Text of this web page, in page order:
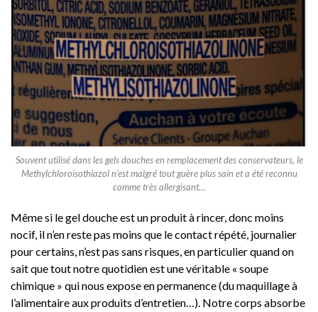
Souvent utilisé dans les gels douches en remplacement des conservateurs, le
Methylchloroisothiazol n’est malgré tout guère plus sain et a été reconnu
comme très allergisant…
Même si le gel douche est un produit à rincer, donc moins
nocif, il n’en reste pas moins que le contact répété, journalier
pour certains, n’est pas sans risques, en particulier quand on
sait que tout notre quotidien est une véritable « soupe
chimique » qui nous expose en permanence (du maquillage à
l’alimentaire aux produits d’entretien…). Notre corps absorbe